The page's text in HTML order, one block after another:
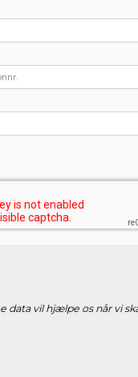
data vil hjælpe os når vi